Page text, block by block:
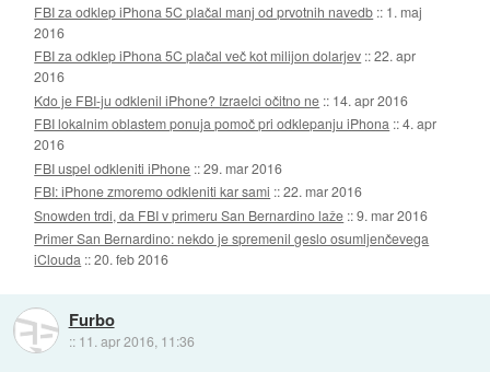
FBI za odklep iPhona 5C plačal manj od prvotnih navedb :: 1. maj
2016
FBI za odklep iPhona 5C plačal več kot milijon dolarjev ::22. apr
2016
Kdo je FBI-ju odklenil iPhone? Izraelci očitno ne :: 14. apr 2016
FBI lokalnim oblastem ponuja pomoč pri odklepanju iPhona ::4. apr
2016
FBI uspel odkleniti iPhone ::29. mar 2016
FBI: iPhone zmoremo odkleniti kar sami ::22. mar 2016
Snowden trdi, da FBI v primeru San Bernardino laže ::9. mar 2016
Primer San Bernardino: nekdo je spremenil geslo osumljenčevega
iClouda ::20. feb 2016
Furbo
:: 11. apr 2016, 11:36